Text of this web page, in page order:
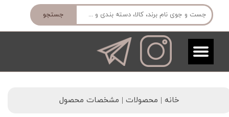
جستجو
خانه | محصولات | مشخصات محصول